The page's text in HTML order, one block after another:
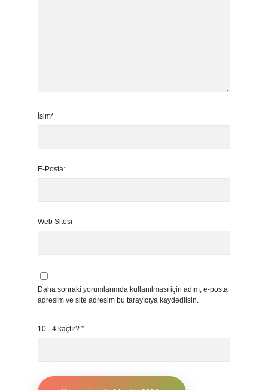
İsim*
E-Posta*
Web Sitesi
Daha sonraki yorumlarımda kullanılması için adım, e-posta
adresim ve site adresim bu tarayıcıya kaydedilsin.
10 - 4 kaçtır? *